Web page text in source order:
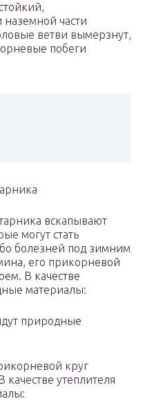
наземной части
ветви вымерзнут,
побеги
вскапывают
могут стать
болезней под зимним
его прикорневой
В качестве
материалы:
природные
круг
утеплителя